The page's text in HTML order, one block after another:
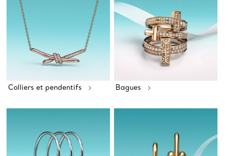
Colliers et pendentifs Bagues